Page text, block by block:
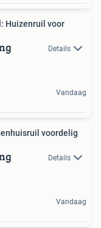
Huizenruil voor
Details
Vandaag
voordelig
Details
Vandaag